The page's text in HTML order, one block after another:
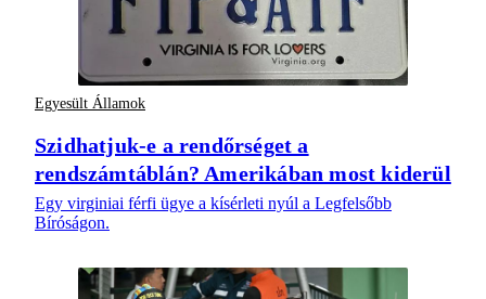
Egyesült Államok
Szidhatjuk-e a rendőrséget a
rendszámtáblán? Amerikában most kiderül
Egy virginiai férfi ügye a kísérleti nyúl a Legfelsőbb
Bíróságon.